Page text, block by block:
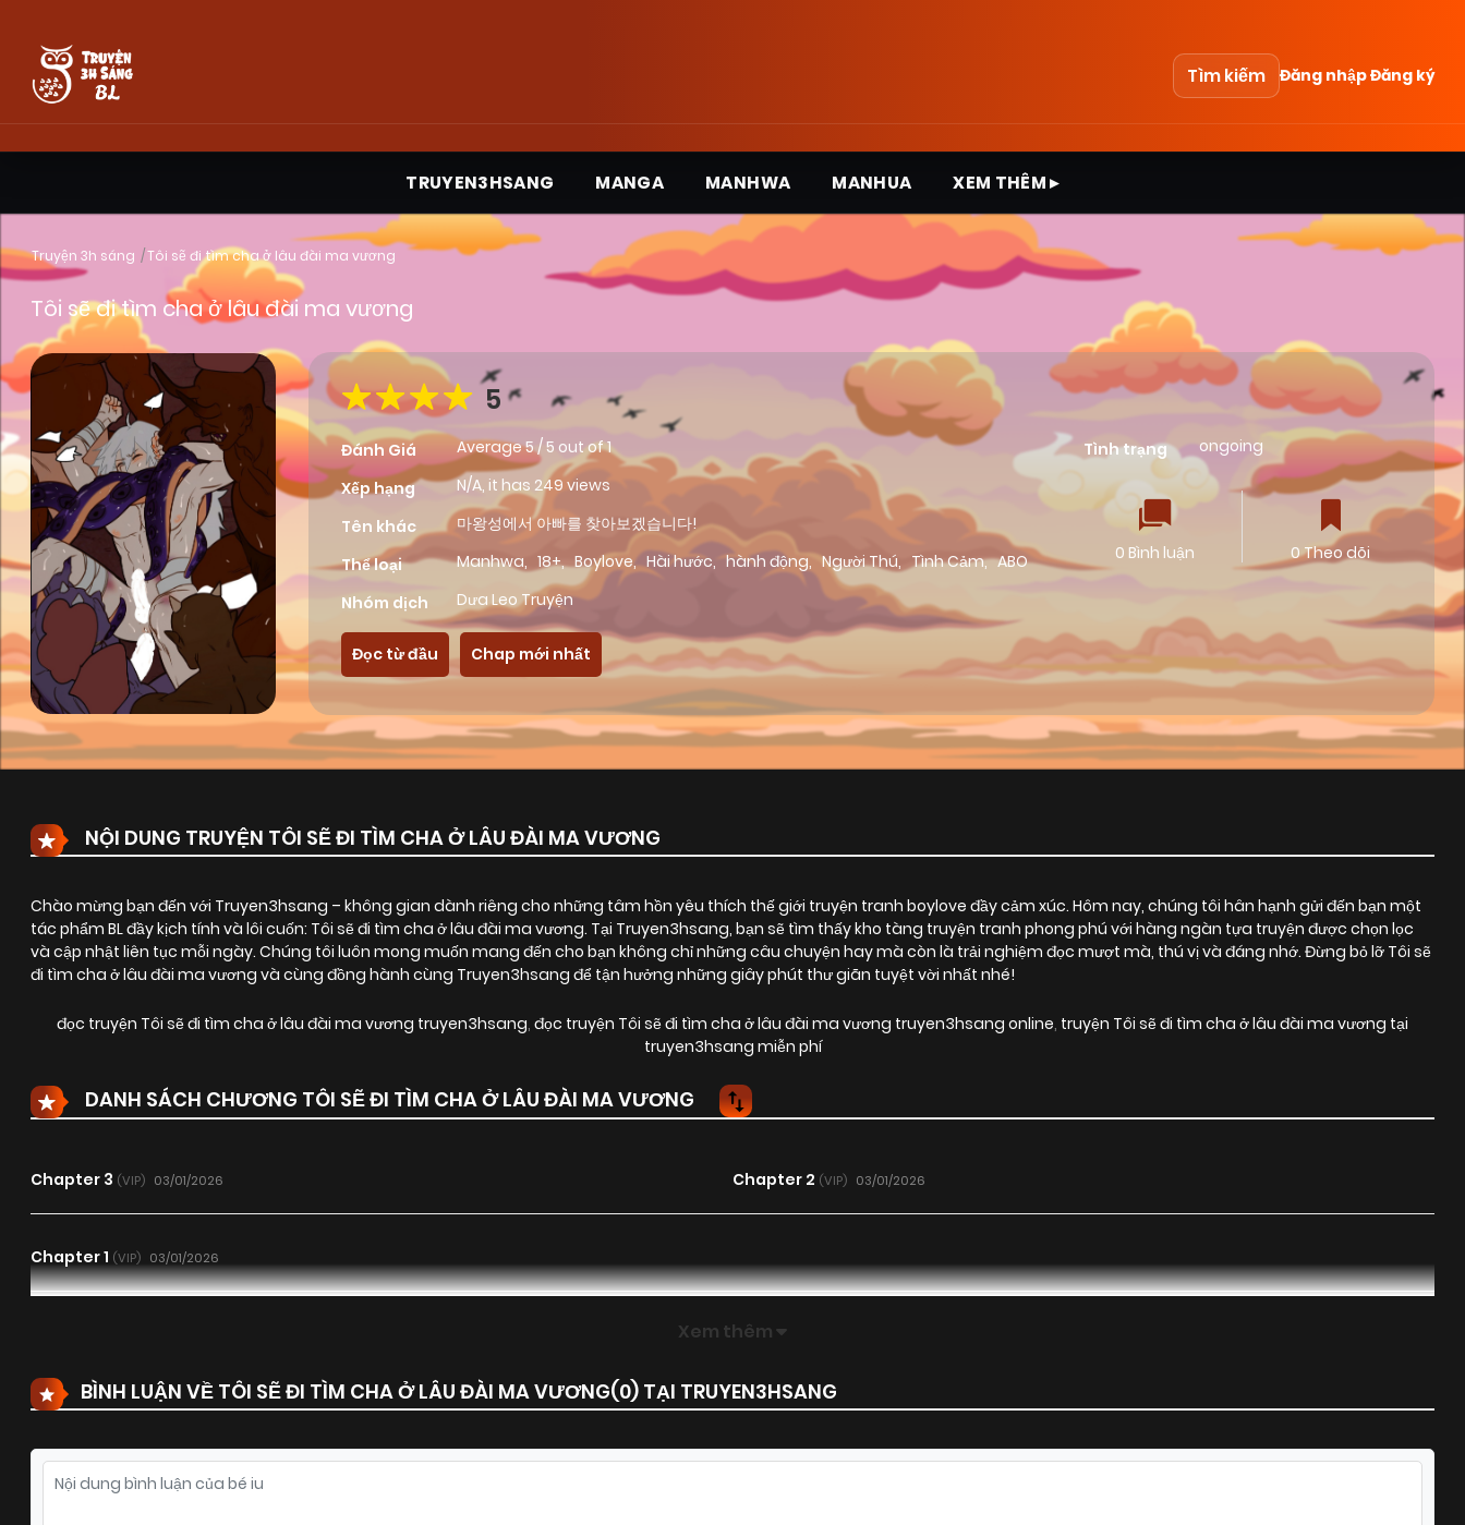
Tìm kiếm Đăng nhậpĐăng ký
TRUYEN3HSANG MANGA MANHWA MANHUA XEM THÊM ▸
Truyện 3h sáng Tôi sẽ đi tìm cha ở lâu đài ma vương
Tôi sẽ đi tìm cha ở lâu đài ma vương
5
Đánh Giá Average5/5 out of1
Xếp hạng
N/A, it has 249 views
Tên khác
마왕성에서 아빠를 찾아보겠습니다!
Thể loại
Manhwa, 18+, Boylove, Hài hước, hành động, Người Thú, Tình Cảm, ABO
Nhóm dịch
Dưa Leo Truyện
Tình trạng ongoing
0 Bình luận 0 Theo dõi
Đọc từ đầu Chap mới nhất
NỘI DUNG TRUYỆN TÔI SẼ ĐI TÌM CHA Ở LÂU ĐÀI MA VƯƠNG
Chào mừng bạn đến với Truyen3hsang – không gian dành riêng cho những tâm hồn yêu thích thế giới truyện tranh boylove đầy cảm xúc. Hôm nay, chúng tôi hân hạnh gửi đến bạn một
tác phẩm BL đầy kịch tính và lôi cuốn: Tôi sẽ đi tìm cha ở lâu đài ma vương. Tại Truyen3hsang, bạn sẽ tìm thấy kho tàng truyện tranh phong phú với hàng ngàn tựa truyện được chọn lọc
và cập nhật liên tục mỗi ngày. Chúng tôi luôn mong muốn mang đến cho bạn không chỉ những câu chuyện hay mà còn là trải nghiệm đọc mượt mà, thú vị và đáng nhớ. Đừng bỏ lỡ Tôi sẽ
đi tìm cha ở lâu đài ma vương và cùng đồng hành cùng Truyen3hsang để tận hưởng những giây phút thư giãn tuyệt vời nhất nhé!
đọc truyện Tôi sẽ đi tìm cha ở lâu đài ma vương truyen3hsang, đọc truyện Tôi sẽ đi tìm cha ở lâu đài ma vương truyen3hsang online, truyện Tôi sẽ đi tìm cha ở lâu đài ma vương tại
truyen3hsang miễn phí
DANH SÁCH CHƯƠNG TÔI SẼ ĐI TÌM CHA Ở LÂU ĐÀI MA VƯƠNG
Chapter 3 (VIP) 03/01/2026 Chapter 2 (VIP) 03/01/2026
Chapter 1 (VIP) 03/01/2026
Xem thêm
BÌNH LUẬN VỀ TÔI SẼ ĐI TÌM CHA Ở LÂU ĐÀI MA VƯƠNG(0) TẠI TRUYEN3HSANG